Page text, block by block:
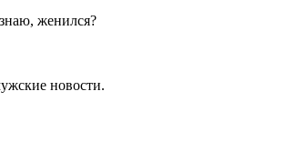
женился?
новости.